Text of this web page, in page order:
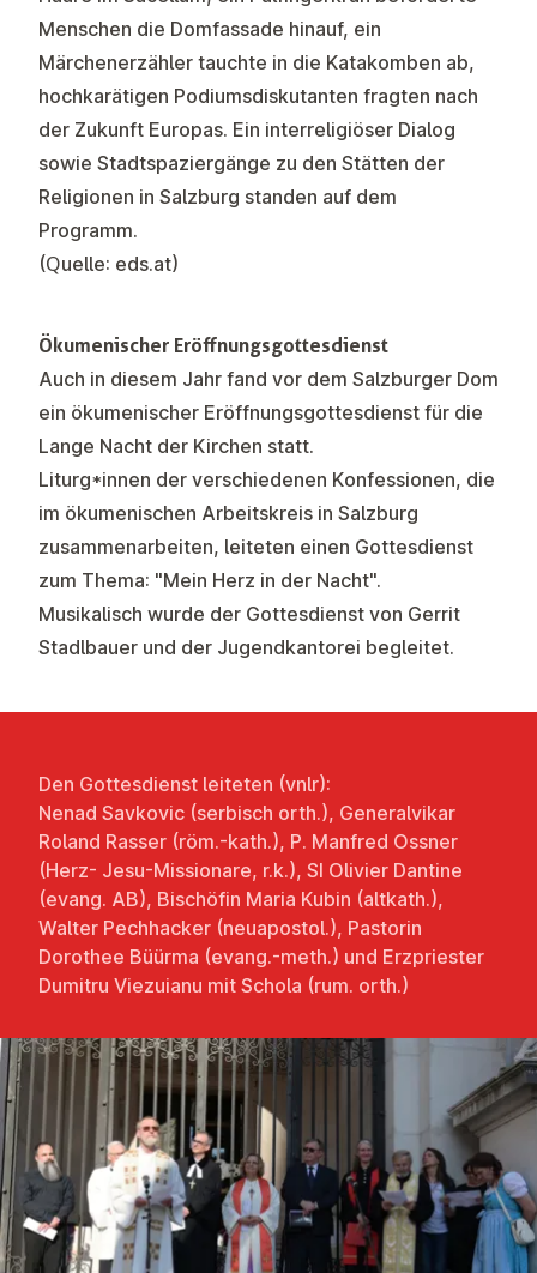
Menschen die Domfassade hinauf, ein
Märchenerzähler tauchte in die Katakomben ab,
hochkarätigen Podiumsdiskutanten fragten nach
der Zukunft Europas. Ein interreligiöser Dialog
sowie Stadtspaziergänge zu den Stätten der
Religionen in Salzburg standen auf dem
Programm.
(Quelle: eds.at)
Ökumenischer Eröffnungsgottesdienst
Auch in diesem Jahr fand vor dem Salzburger Dom
ein ökumenischer Eröffnungsgottesdienst für die
Lange Nacht der Kirchen statt.
Liturg*innen der verschiedenen Konfessionen, die
im ökumenischen Arbeitskreis in Salzburg
zusammenarbeiten, leiteten einen Gottesdienst
zum Thema: "Mein Herz in der Nacht".
Musikalisch wurde der Gottesdienst von Gerrit
Stadlbauer und der Jugendkantorei begleitet.
Den Gottesdienst leiteten (vnlr):
Nenad Savkovic (serbisch orth.), Generalvikar
Roland Rasser (röm.-kath.), P. Manfred Ossner
(Herz- Jesu-Missionare, r.k.), SI Olivier Dantine
(evang. AB), Bischöfin Maria Kubin (altkath.),
Walter Pechhacker (neuapostol.), Pastorin
Dorothee Büürma (evang.-meth.) und Erzpriester
Dumitru Viezuianu mit Schola (rum. orth.)